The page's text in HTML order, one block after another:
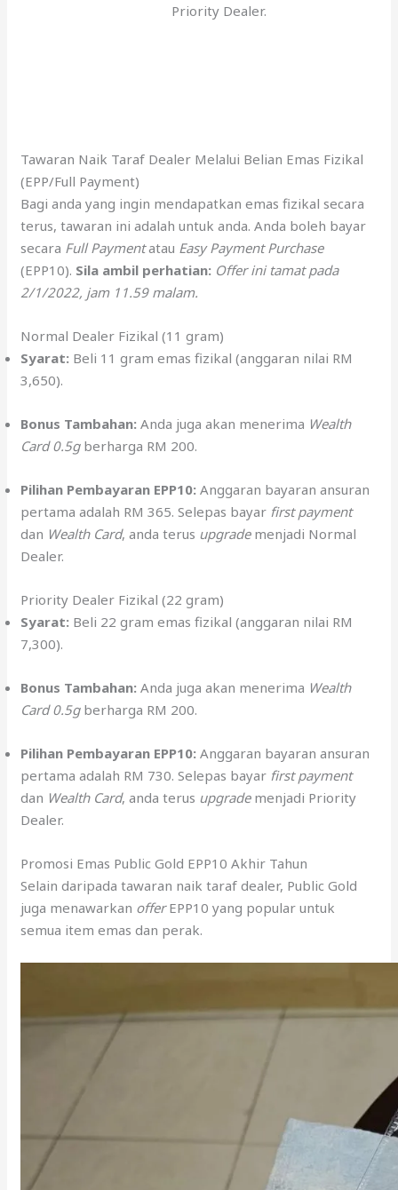
Priority Dealer.
Tawaran Naik Taraf Dealer Melalui Belian Emas Fizikal
(EPP/Full Payment)
Bagi anda yang ingin mendapatkan emas fizikal secara
terus, tawaran ini adalah untuk anda. Anda boleh bayar
secara Full Paymentatau Easy Payment Purchase
(EPP10). Sila ambil perhatian: Offer ini tamat pada
2/1/2022, jam 11.59 malam.
Normal Dealer Fizikal (11 gram)
Syarat: Beli 11 gram emas fizikal (anggaran nilai RM
3,650).
Bonus Tambahan: Anda juga akan menerima Wealth
Card 0.5gberharga RM 200.
Pilihan Pembayaran EPP10: Anggaran bayaran ansuran
pertama adalah RM 365. Selepas bayar first payment
dan Wealth Card, anda terus upgrademenjadi Normal
Dealer.
Priority Dealer Fizikal (22 gram)
Syarat: Beli 22 gram emas fizikal (anggaran nilai RM
7,300).
Bonus Tambahan: Anda juga akan menerima Wealth
Card 0.5gberharga RM 200.
Pilihan Pembayaran EPP10: Anggaran bayaran ansuran
pertama adalah RM 730. Selepas bayar first payment
dan Wealth Card, anda terus upgrademenjadi Priority
Dealer.
Promosi Emas Public Gold EPP10 Akhir Tahun
Selain daripada tawaran naik taraf dealer, Public Gold
juga menawarkan offerEPP10 yang popular untuk
semua item emas dan perak.